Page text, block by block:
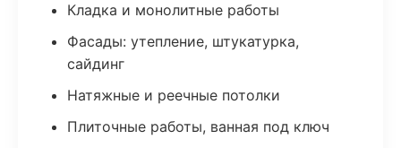
Кладка и монолитные работы
Фасады: утепление, штукатурка,
сайдинг
Натяжные и реечные потолки
Плиточные работы, ванная под ключ